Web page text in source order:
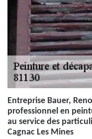
Entreprise Bauer,
professionnel en
au service des
Cagnac Les Mines